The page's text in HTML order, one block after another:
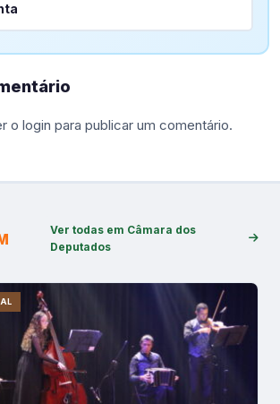
o login para publicar um comentário.
Ver todas em Câmara dos
Deputados